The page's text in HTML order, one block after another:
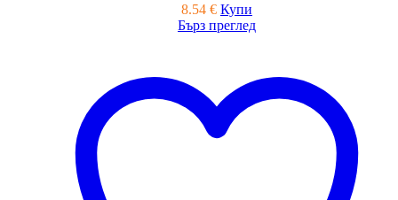
8.54 € Купи
Бърз преглед